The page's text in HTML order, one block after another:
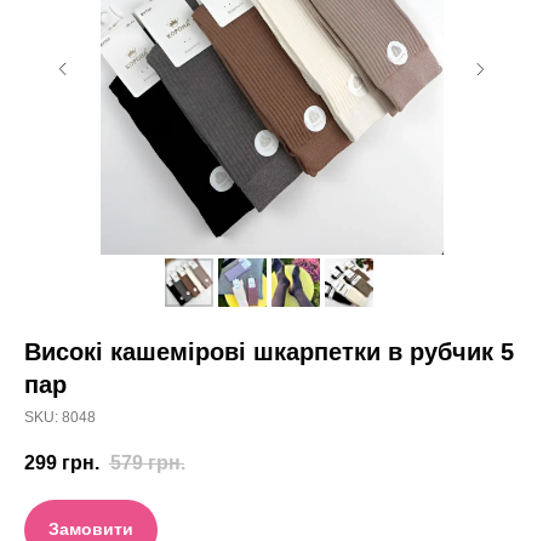
Високі кашемірові шкарпетки в рубчик 5
пар
SKU: 8048
299 грн. 579 грн.
Замовити